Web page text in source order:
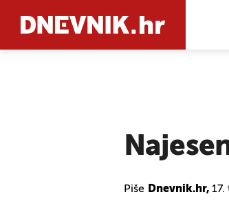
Piše Dnevnik.hr, 17.